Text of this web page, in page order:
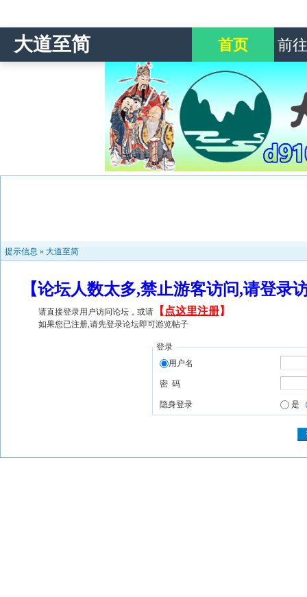
大道至简 首页 前
提示信息 » 大道至简
【论坛人数太多,禁止游客访问,请登
请直接登录用户访问论坛，或请 【 点这里注册】
如果您已注册,请先登录论坛即可游览帖子
登录
用户名
密 码
隐身登录 是